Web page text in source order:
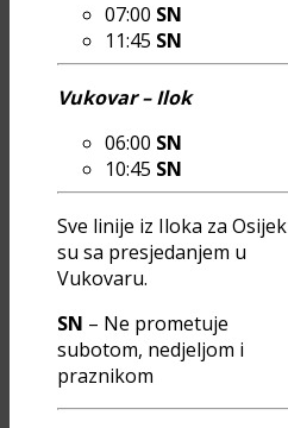
07:00 SN
11:45 SN
Vukovar – Ilok
06:00 SN
10:45 SN
Sve linije iz Iloka za Osijek
su sa presjedanjem u
Vukovaru.
SN – Ne prometuje
subotom, nedjeljom i
praznikom